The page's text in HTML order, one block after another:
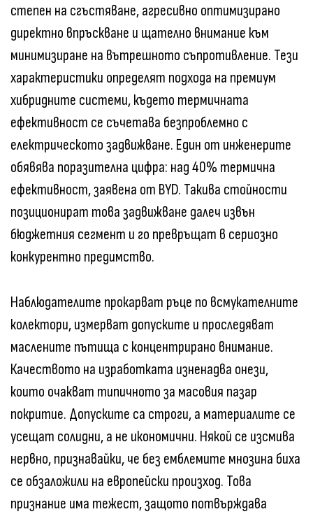
степен на сгъстяване, агресивно оптимизирано
директно впръскване и щателно внимание към
минимизиране на вътрешното съпротивление. Тези
характеристики определят подхода на премиум
хибридните системи, където термичната
ефективност се съчетава безпроблемно с
електрическото задвижване. Един от инженерите
обявява поразителна цифра: над 40% термична
ефективност, заявена от BYD. Такива стойности
позиционират това задвижване далеч извън
бюджетния сегмент и го превръщат в сериозно
конкурентно предимство.
Наблюдателите прокарват ръце по всмукателните
колектори, измерват допуските и проследяват
маслените пътища с концентрирано внимание.
Качеството на изработката изненадва онези,
които очакват типичното за масовия пазар
покритие. Допуските са строги, а материалите се
усещат солидни, а не икономични. Някой се изсмива
нервно, признавайки, че без емблемите мнозина биха
се обзаложили на европейски произход. Това
признание има тежест, защото потвърждава